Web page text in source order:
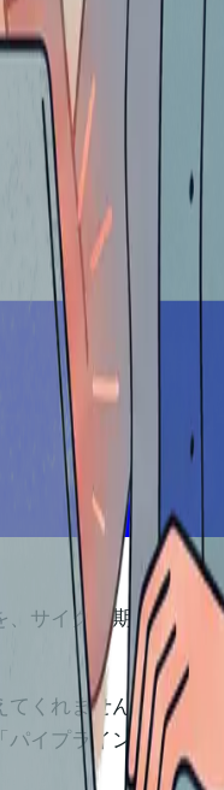
サイクル期間で割
くれません。そして
イプラインを増やせ